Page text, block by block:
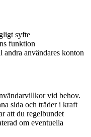
syfte
funktion
användares konton
vid behov.
sida och träder i kraft
att du regelbundet
om eventuella